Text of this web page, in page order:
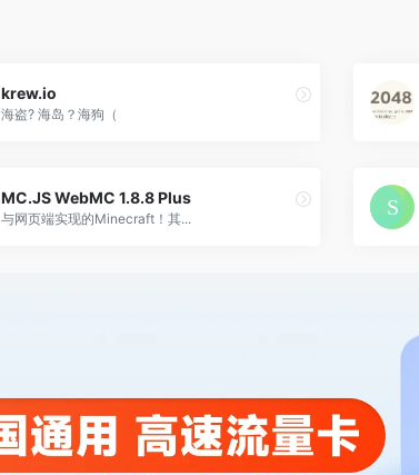
krew.io
海盗? 海岛？海狗（
MC.JS WebMC 1.8.8 Plus
与网页端实现的Minecraft！其...